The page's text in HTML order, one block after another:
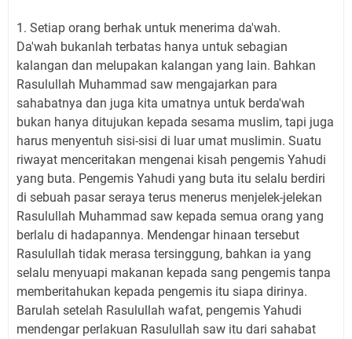
1. Setiap orang berhak untuk menerima da'wah.
Da'wah bukanlah terbatas hanya untuk sebagian
kalangan dan melupakan kalangan yang lain. Bahkan
Rasulullah Muhammad saw mengajarkan para
sahabatnya dan juga kita umatnya untuk berda'wah
bukan hanya ditujukan kepada sesama muslim, tapi juga
harus menyentuh sisi-sisi di luar umat muslimin. Suatu
riwayat menceritakan mengenai kisah pengemis Yahudi
yang buta. Pengemis Yahudi yang buta itu selalu berdiri
di sebuah pasar seraya terus menerus menjelek-jelekan
Rasulullah Muhammad saw kepada semua orang yang
berlalu di hadapannya. Mendengar hinaan tersebut
Rasulullah tidak merasa tersinggung, bahkan ia yang
selalu menyuapi makanan kepada sang pengemis tanpa
memberitahukan kepada pengemis itu siapa dirinya.
Barulah setelah Rasulullah wafat, pengemis Yahudi
mendengar perlakuan Rasulullah saw itu dari sahabat